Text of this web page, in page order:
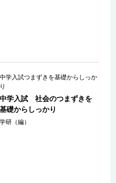
中学入試つまずきを基礎からしっか
り
中学入試 社会のつまずきを
基礎からしっかり
学研（編）